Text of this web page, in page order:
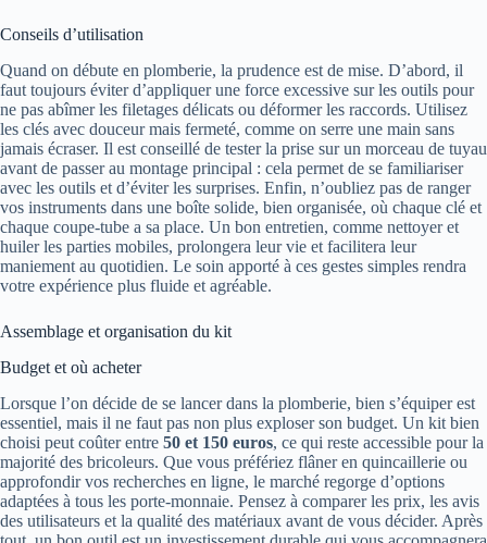
Conseils d’utilisation
Quand on débute en plomberie, la prudence est de mise. D’abord, il
faut toujours éviter d’appliquer une force excessive sur les outils pour
ne pas abîmer les filetages délicats ou déformer les raccords. Utilisez
les clés avec douceur mais fermeté, comme on serre une main sans
jamais écraser. Il est conseillé de tester la prise sur un morceau de tuyau
avant de passer au montage principal : cela permet de se familiariser
avec les outils et d’éviter les surprises. Enfin, n’oubliez pas de ranger
vos instruments dans une boîte solide, bien organisée, où chaque clé et
chaque coupe-tube a sa place. Un bon entretien, comme nettoyer et
huiler les parties mobiles, prolongera leur vie et facilitera leur
maniement au quotidien. Le soin apporté à ces gestes simples rendra
votre expérience plus fluide et agréable.
Assemblage et organisation du kit
Budget et où acheter
Lorsque l’on décide de se lancer dans la plomberie, bien s’équiper est
essentiel, mais il ne faut pas non plus exploser son budget. Un kit bien
choisi peut coûter entre 50 et 150 euros, ce qui reste accessible pour la
majorité des bricoleurs. Que vous préfériez flâner en quincaillerie ou
approfondir vos recherches en ligne, le marché regorge d’options
adaptées à tous les porte-monnaie. Pensez à comparer les prix, les avis
des utilisateurs et la qualité des matériaux avant de vous décider. Après